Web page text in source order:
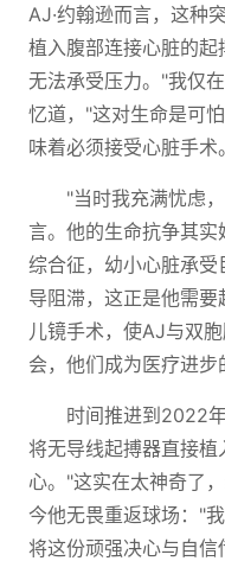
AJ·约翰逊而言，这种
植入腹部连接心脏的
无法承受压力。"我仅
忆道，"这对生命是可
味着必须接受心脏手术。
"当时我充满忧虑
言。他的生命抗争其
综合征，幼小心脏承
导阻滞，这正是他需
儿镜手术，使AJ与双
会，他们成为医疗进步
时间推进到2022
将无导线起搏器直接
心。"这实在太神奇了
今他无畏重返球场："
将这份顽强决心与自